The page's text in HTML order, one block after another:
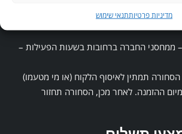
מדיניות פרטיותתנאי שימוש
ממחסני החברה ברחובות בשעות הפעילות –
תמתין לאיסוף הלקוח (או מי מטעמו)
ההזמנה. לאחר מכן, הסחורה תחזור